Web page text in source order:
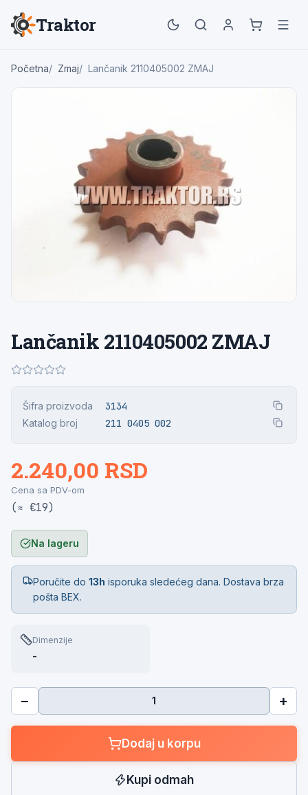
Traktor
Početna Zmaj Lančanik 2110405002 ZMAJ
Lančanik 2110405002 ZMAJ
Šifra proizvoda 3134
Katalog broj 211 0405 002
2.240,00 RSD
Cena sa PDV-om
(≈ €19)
Na lageru
Poručite do13h isporuka sledećeg dana. Dostava brza
pošta BEX.
Dimenzije
-
− +
Dodaj u korpu
Kupi odmah